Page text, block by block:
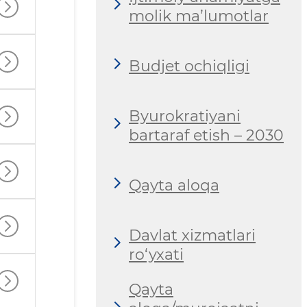
molik ma’lumotlar
Budjet ochiqligi
Byurokratiyani
bartaraf etish – 2030
Qayta aloqa
Davlat xizmatlari
ro‘yxati
Qayta